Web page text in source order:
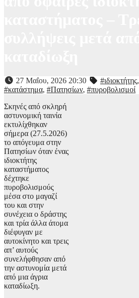
27 Μαΐου, 2026 20:30 #ιδιοκτήτης,
#κατάστημα, #Πατησίων, #πυροβολισμοί
Σκηνές από σκληρή
αστυνομική ταινία
εκτυλίχθηκαν
σήμερα (27.5.2026)
το απόγευμα στην
Πατησίων όταν ένας
ιδιοκτήτης
καταστήματος
δέχτηκε
πυροβολισμούς
μέσα στο μαγαζί
του και στην
συνέχεια ο δράστης
και τρία άλλα άτομα
διέφυγαν με
αυτοκίνητο και τρεις
απ’ αυτούς
συνελήφθησαν από
την αστυνομία μετά
από μια άγρια
καταδίωξη.